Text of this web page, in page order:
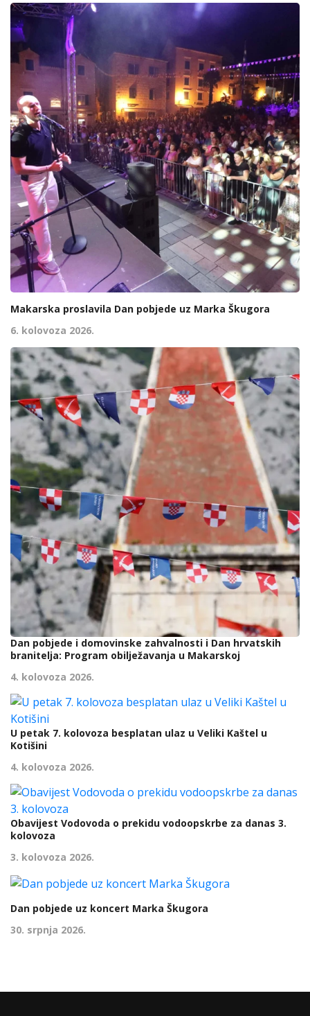
Makarska proslavila Dan pobjede uz Marka Škugora
6. kolovoza 2026.
Dan pobjede i domovinske zahvalnosti i Dan hrvatskih
branitelja: Program obilježavanja u Makarskoj
4. kolovoza 2026.
U petak 7. kolovoza besplatan ulaz u Veliki Kaštel u
Kotišini
4. kolovoza 2026.
Obavijest Vodovoda o prekidu vodoopskrbe za danas 3.
kolovoza
3. kolovoza 2026.
Dan pobjede uz koncert Marka Škugora
30. srpnja 2026.